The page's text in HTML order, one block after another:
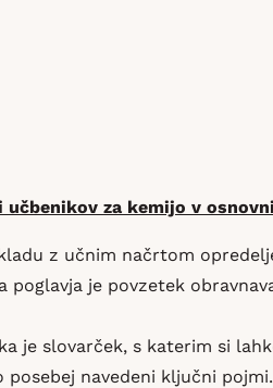
učbenikov za kemijo v
z učnim načrtom
poglavja je povzetek
je slovarček, s katerim si
posebej navedeni ključni